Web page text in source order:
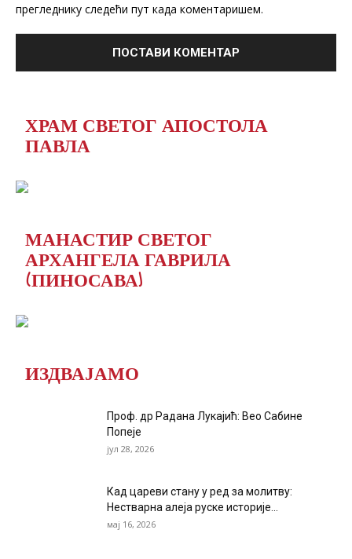
прегледнику следећи пут када коментаришем.
ХРАМ СВЕТОГ АПОСТОЛА
ПАВЛА
МАНАСТИР СВЕТОГ
АРХАНГЕЛА ГАВРИЛА
(ПИНОСАВА)
ИЗДВАЈАМО
Проф. др Радана Лукајић: Вео Сабине
Попеје
јул 28, 2026
Кад цареви стану у ред за молитву:
Нестварна алеја руске историје...
мај 16, 2026